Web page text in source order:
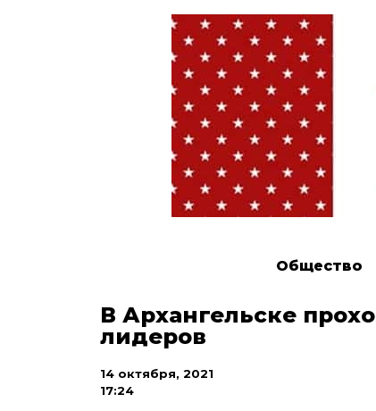
Общество
В Архангельске
лидеров
14 октября, 2021
17:24